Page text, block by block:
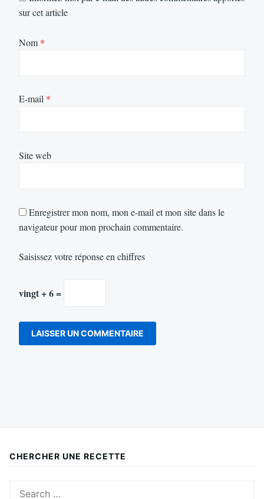
sur cet article
Nom *
E-mail *
Site web
Enregistrer mon nom, mon e-mail et mon site dans le
navigateur pour mon prochain commentaire.
Saisissez votre réponse en chiffres
vingt + 6 =
CHERCHER UNE RECETTE